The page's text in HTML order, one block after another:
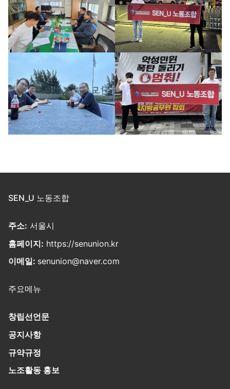
SEN_U 노동조합
주소: 서울시
홈페이지: https://senunion.kr
이메일: senunion@naver.com
주요메뉴
창립선언문
공지사항
규약규정
노조활동 홍보